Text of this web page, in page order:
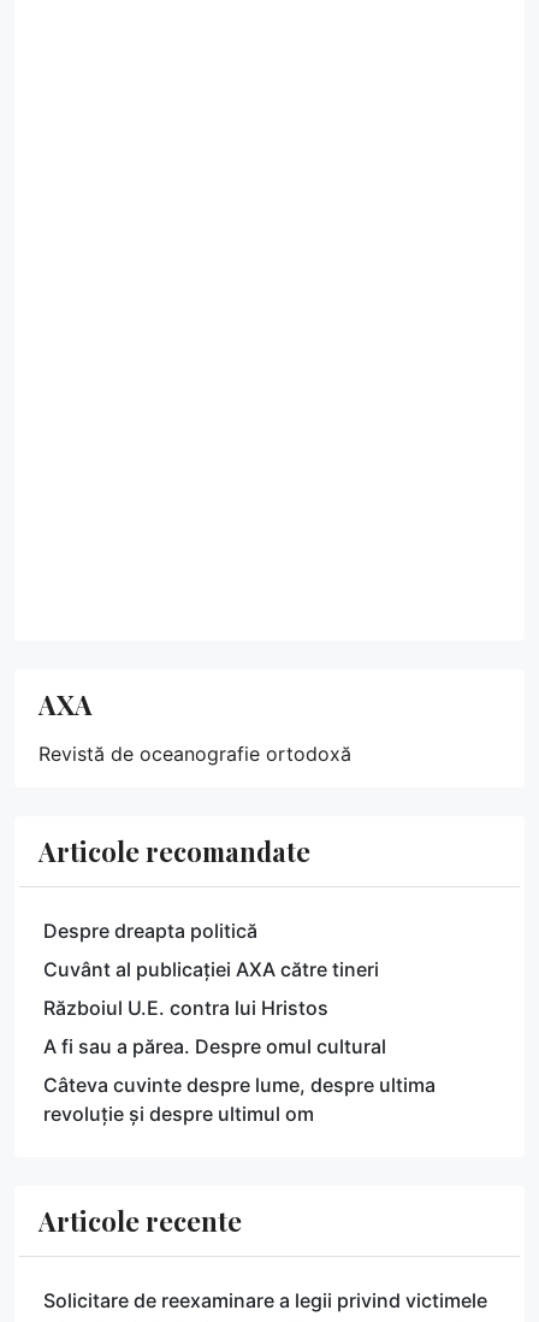
AXA
Revistă de oceanografie ortodoxă
Articole recomandate
Despre dreapta politică
Cuvânt al publicației AXA către tineri
Războiul U.E. contra lui Hristos
A fi sau a părea. Despre omul cultural
Câteva cuvinte despre lume, despre ultima
revoluție și despre ultimul om
Articole recente
Solicitare de reexaminare a legii privind victimele